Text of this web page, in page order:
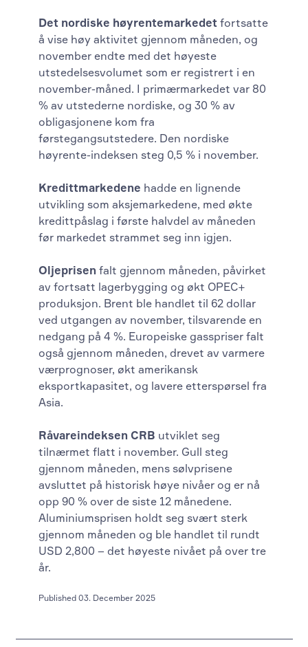
Det nordiske høyrentemarkedet fortsatte
å vise høy aktivitet gjennom måneden, og
november endte med det høyeste
utstedelsesvolumet som er registrert i en
november-måned. I primærmarkedet var 80
% av utstederne nordiske, og 30 % av
obligasjonene kom fra
førstegangsutstedere. Den nordiske
høyrente-indeksen steg 0,5 % i november.
Kredittmarkedene hadde en lignende
utvikling som aksjemarkedene, med økte
kredittpåslag i første halvdel av måneden
før markedet strammet seg inn igjen.
Oljeprisenfalt gjennom måneden, påvirket
av fortsatt lagerbygging og økt OPEC+
produksjon. Brent ble handlet til 62 dollar
ved utgangen av november, tilsvarende en
nedgang på 4 %. Europeiske gasspriser falt
også gjennom måneden, drevet av varmere
værprognoser, økt amerikansk
eksportkapasitet, og lavere etterspørsel fra
Asia.
Råvareindeksen CRB utviklet seg
tilnærmet flatt i november. Gull steg
gjennom måneden, mens sølvprisene
avsluttet på historisk høye nivåer og er nå
opp 90 % over de siste 12 månedene.
Aluminiumsprisen holdt seg svært sterk
gjennom måneden og ble handlet til rundt
USD 2,800 – det høyeste nivået på over tre
år.
Published 03. December 2025